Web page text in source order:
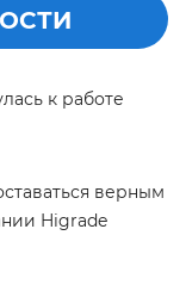
к работе
верным
Higrade